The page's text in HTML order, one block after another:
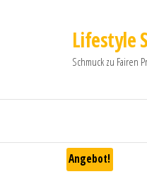
Lifestyle
Schmuck zu Fairen
Angebot!